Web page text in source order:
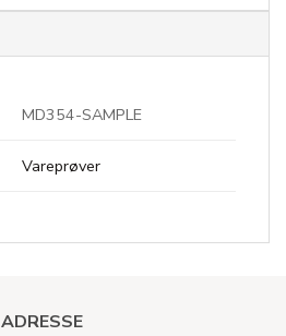
MD354-SAMPLE
Vareprøver
ADRESSE